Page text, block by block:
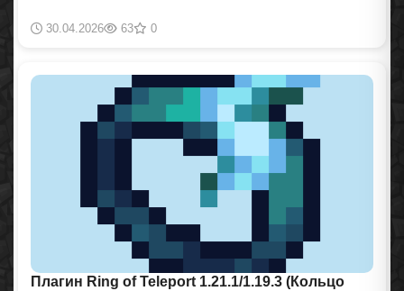
30.04.2026 63 0
Плагин Ring of Teleport 1.21.1/1.19.3 (Кольцо